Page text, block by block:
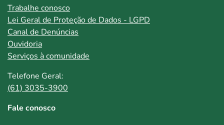
Trabalhe conosco
Lei Geral de Proteção de Dados - LGPD
Canal de Denúncias
Ouvidoria
Serviços à comunidade
Telefone Geral:
(61) 3035-3900
Fale conosco